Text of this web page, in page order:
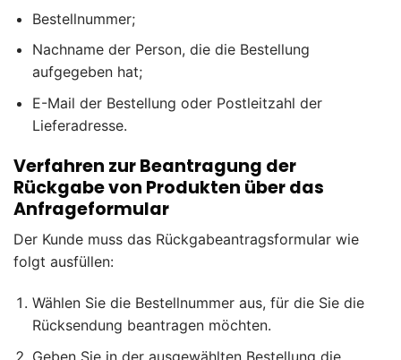
Bestellnummer;
Nachname der Person, die die Bestellung
aufgegeben hat;
E-Mail der Bestellung oder Postleitzahl der
Lieferadresse.
Verfahren zur Beantragung der
Rückgabe von Produkten über das
Anfrageformular
Der Kunde muss das Rückgabeantragsformular wie
folgt ausfüllen:
Wählen Sie die Bestellnummer aus, für die Sie die
Rücksendung beantragen möchten.
Geben Sie in der ausgewählten Bestellung die